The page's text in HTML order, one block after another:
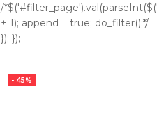
/
+ 1); append = true; do_filter();*/
}); });
- 45%